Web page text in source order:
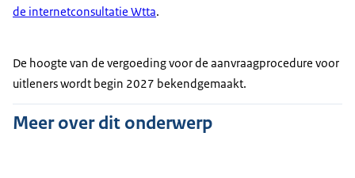
de internetconsultatie Wtta.
De hoogte van de vergoeding voor de aanvraagprocedure voor
uitleners wordt begin 2027 bekendgemaakt.
Meer over dit onderwerp